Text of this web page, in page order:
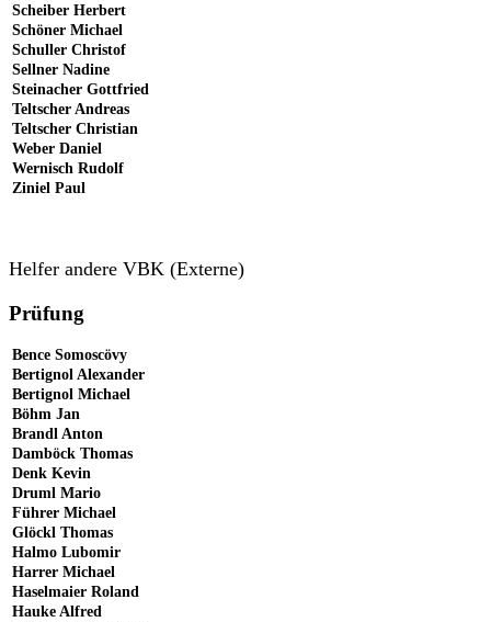
Scheiber Herbert
Schöner Michael
Schuller Christof
Sellner Nadine
Steinacher Gottfried
Teltscher Andreas
Teltscher Christian
Weber Daniel
Wernisch Rudolf
Ziniel Paul
Helfer andere VBK (Externe)
Prüfung
Bence Somoscövy
Bertignol Alexander
Bertignol Michael
Böhm Jan
Brandl Anton
Damböck Thomas
Denk Kevin
Druml Mario
Führer Michael
Glöckl Thomas
Halmo Lubomir
Harrer Michael
Haselmaier Roland
Hauke Alfred